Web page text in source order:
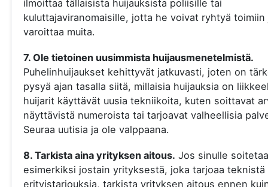
ilmoittaa tällaisista huijauksista poliisille tai
kuluttajaviranomaisille, jotta he voivat ryhtyä toimiin
varoittaa muita.
7. Ole tietoinen uusimmista huijausmenetelmistä.
Puhelinhuijaukset kehittyvät jatkuvasti, joten on
pysyä ajan tasalla siitä, millaisia huijauksia on
huijarit käyttävät uusia tekniikoita, kuten soittavat
näyttävistä numeroista tai tarjoavat valheellisia
Seuraa uutisia ja ole valppaana.
8. Tarkista aina yrityksen aitous. Jos sinulle
esimerkiksi jostain yrityksestä, joka tarjoaa teknistä
erityistarjouksia, tarkista yrityksen aitous ennen